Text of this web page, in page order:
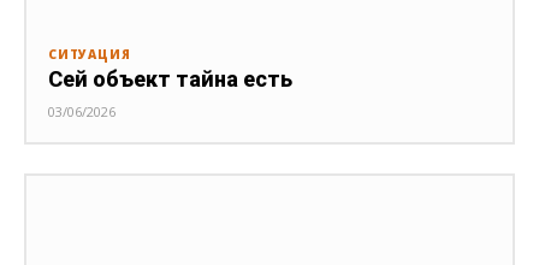
СИТУАЦИЯ
Сей объект тайна есть
03/06/2026